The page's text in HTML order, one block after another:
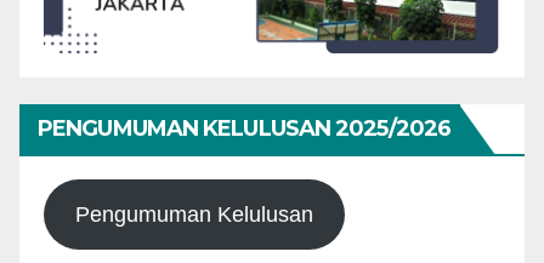
PENGUMUMAN KELULUSAN 2025/2026
Pengumuman Kelulusan